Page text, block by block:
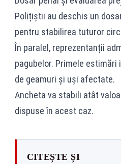
Polițiștii au deschis un
pentru stabilirea tuturor
În paralel, reprezentanții
pagubelor. Primele estimări
de geamuri și uși afectate.
Ancheta va stabili atât
dispuse în acest caz.
CITEȘTE ȘI